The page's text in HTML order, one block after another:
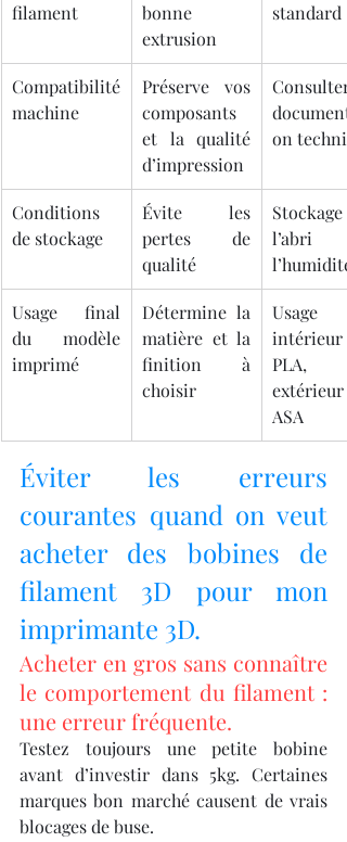
filament
bonne
extrusion
standard
Compatibilité
machine
Préserve vos
composants
et la qualité
d’impression
on
Conditions
de stockage
Évite les
pertes de
qualité
l’abri
l’humidité
Usage final
du modèle
imprimé
Détermine la
matière et la
finition à
choisir
Usage
PLA,
ASA
Éviter les erreurs
courantes quand on veut
acheter des bobines de
filament 3D pour mon
imprimante 3D.
Acheter en gros sans connaître
le comportement du filament :
une erreur fréquente.
Testez toujours une petite bobine
avant d’investir dans 5kg. Certaines
marques bon marché causent de vrais
blocages de buse.